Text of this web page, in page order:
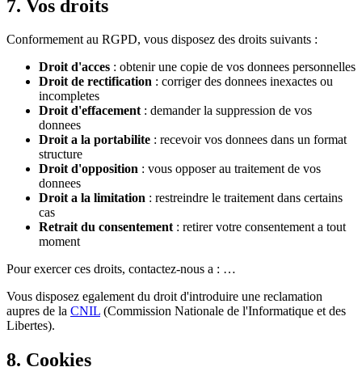
7. Vos droits
Conformement au RGPD, vous disposez des droits suivants :
Droit d'acces : obtenir une copie de vos donnees personnelles
Droit de rectification : corriger des donnees inexactes ou
incompletes
Droit d'effacement : demander la suppression de vos
donnees
Droit a la portabilite : recevoir vos donnees dans un format
structure
Droit d'opposition : vous opposer au traitement de vos
donnees
Droit a la limitation : restreindre le traitement dans certains
cas
Retrait du consentement : retirer votre consentement a tout
moment
Pour exercer ces droits, contactez-nous a : …
Vous disposez egalement du droit d'introduire une reclamation
aupres de la CNIL (Commission Nationale de l'Informatique et des
Libertes).
8. Cookies